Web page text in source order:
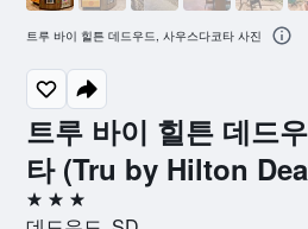
트루 바이 힐튼 데드
타 (Tru by Hilton
3성급
트루 바이 힐튼 데드우드, 사우스다코타 사진